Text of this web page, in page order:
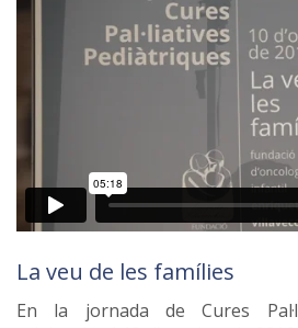
La veu de les famílies
En la jornada de Cures